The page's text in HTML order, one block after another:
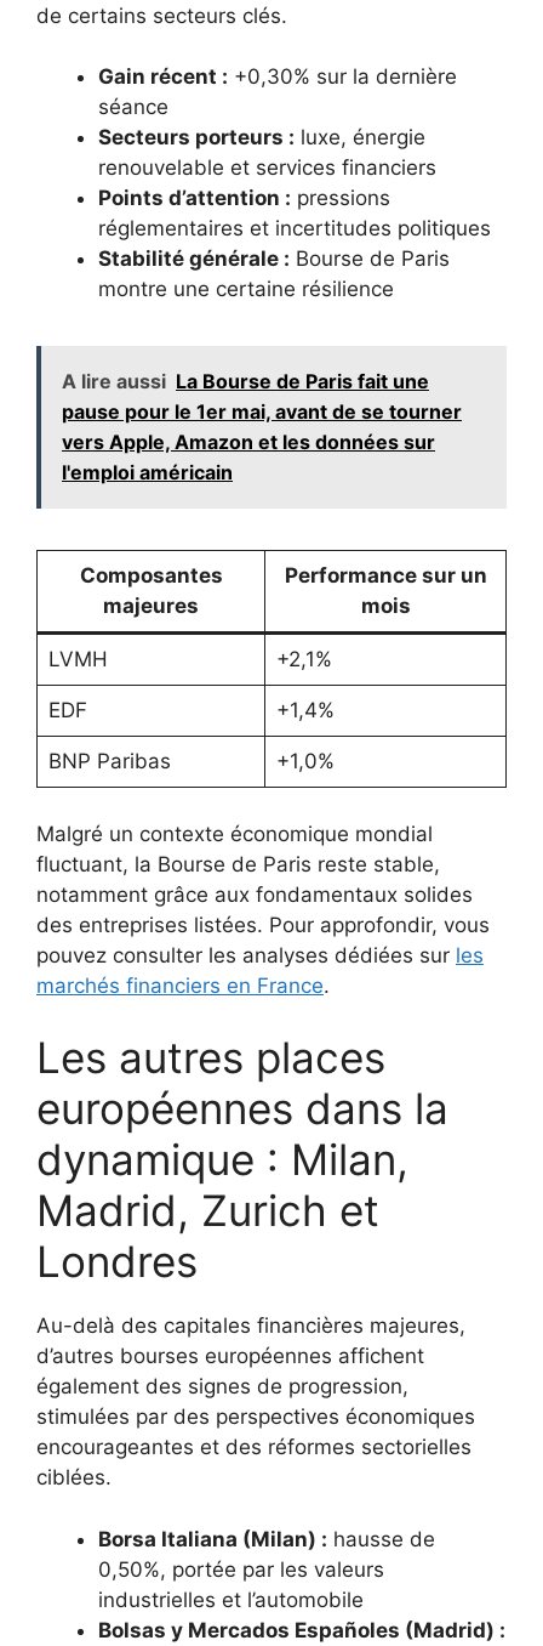
de certains secteurs clés.
Gain récent : +0,30% sur la dernière
séance
Secteurs porteurs : luxe, énergie
renouvelable et services financiers
Points d’attention : pressions
réglementaires et incertitudes politiques
Stabilité générale : Bourse de Paris
montre une certaine résilience
A lire aussi La Bourse de Paris fait une
pause pour le 1er mai, avant de se tourner
vers Apple, Amazon et les données sur
l'emploi américain
Composantes
majeures
Performance sur un
mois
LVMH +2,1%
EDF +1,4%
BNP Paribas +1,0%
Malgré un contexte économique mondial
fluctuant, la Bourse de Paris reste stable,
notamment grâce aux fondamentaux solides
des entreprises listées. Pour approfondir, vous
pouvez consulter les analyses dédiées sur les
marchés financiers en France.
Les autres places
européennes dans la
dynamique : Milan,
Madrid, Zurich et
Londres
Au-delà des capitales financières majeures,
d’autres bourses européennes affichent
également des signes de progression,
stimulées par des perspectives économiques
encourageantes et des réformes sectorielles
ciblées.
Borsa Italiana (Milan) : hausse de
0,50%, portée par les valeurs
industrielles et l’automobile
Bolsas y Mercados Españoles (Madrid) :